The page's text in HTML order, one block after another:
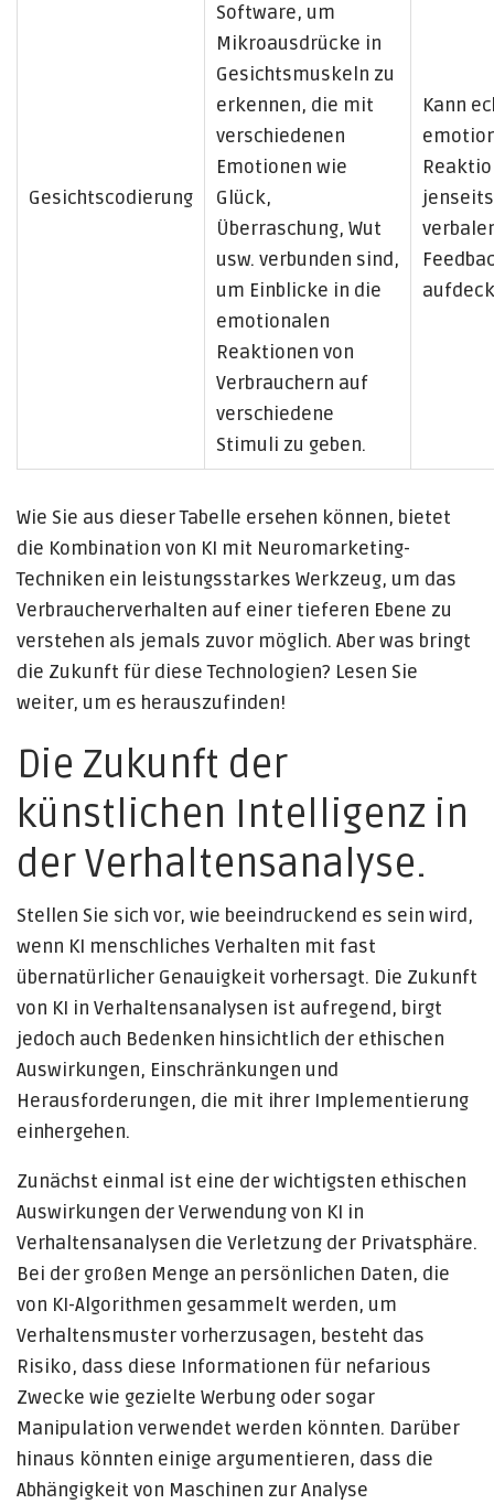
Gesichtscodierung
Software, um
Mikroausdrücke in
Gesichtsmuskeln zu
erkennen, die mit
verschiedenen
Emotionen wie
Glück,
Überraschung, Wut
usw. verbunden sind,
um Einblicke in die
emotionalen
Reaktionen von
Verbrauchern auf
verschiedene
Stimuli zu geben.
Kann
Wie Sie aus dieser Tabelle ersehen können, bietet
die Kombination von KI mit Neuromarketing-
Techniken ein leistungsstarkes Werkzeug, um das
Verbraucherverhalten auf einer tieferen Ebene zu
verstehen als jemals zuvor möglich. Aber was bringt
die Zukunft für diese Technologien? Lesen Sie
weiter, um es herauszufinden!
Die Zukunft der
künstlichen Intelligenz in
der Verhaltensanalyse.
Stellen Sie sich vor, wie beeindruckend es sein wird,
wenn KI menschliches Verhalten mit fast
übernatürlicher Genauigkeit vorhersagt. Die Zukunft
von KI in Verhaltensanalysen ist aufregend, birgt
jedoch auch Bedenken hinsichtlich der ethischen
Auswirkungen, Einschränkungen und
Herausforderungen, die mit ihrer Implementierung
einhergehen.
Zunächst einmal ist eine der wichtigsten ethischen
Auswirkungen der Verwendung von KI in
Verhaltensanalysen die Verletzung der Privatsphäre.
Bei der großen Menge an persönlichen Daten, die
von KI-Algorithmen gesammelt werden, um
Verhaltensmuster vorherzusagen, besteht das
Risiko, dass diese Informationen für nefarious
Zwecke wie gezielte Werbung oder sogar
Manipulation verwendet werden könnten. Darüber
hinaus könnten einige argumentieren, dass die
Abhängigkeit von Maschinen zur Analyse